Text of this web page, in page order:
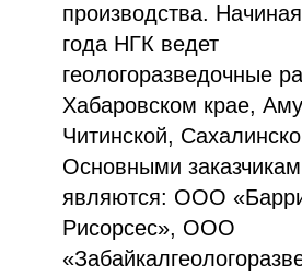
производства.
года НГК ведет
геологоразведочные
Хабаровском крае,
Читинской,
Основными
являются: ООО
Рисорсес», ООО